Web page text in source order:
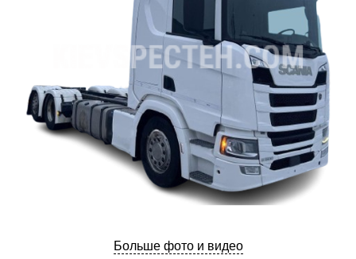
Больше фото и видео